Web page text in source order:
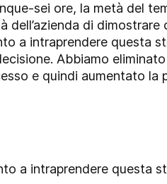
sei ore, la metà del
dell’azienda di
a intraprendere questa
Abbiamo
e quindi aumentato la
a intraprendere questa